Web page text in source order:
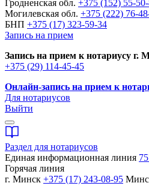
Гродненская обл. +375 (152) 55-
Могилевская обл. +375 (222) 76-
БНП +375 (17) 323-59-34
Запись на прием
Запись на прием к нотариусу г.
+375 (29) 114-45-45
Онлайн-запись на прием к
Для нотариусов
Выйти
Раздел для нотариусов
Единая информационная линия
Горячая линия
г. Минск +375 (17) 243-08-95